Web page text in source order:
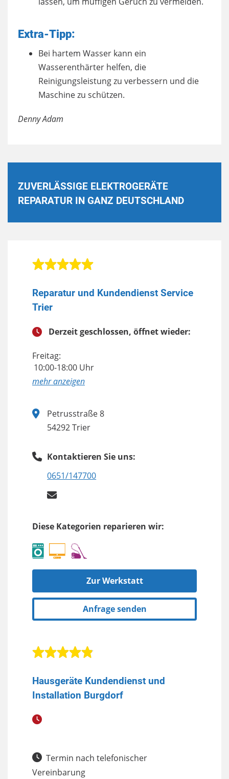
Extra-Tipp:
Bei hartem Wasser kann ein
Wasserenthärter helfen, die
Reinigungsleistung zu verbessern und die
Maschine zu schützen.
Denny Adam
ZUVERLÄSSIGE ELEKTROGERÄTE
REPARATUR IN GANZ DEUTSCHLAND
Reparatur und Kundendienst Service
Trier
Derzeit geschlossen, öffnet wieder:
Freitag:
10:00-18:00 Uhr
anzeigen
Petrusstraße 8
54292 Trier
Kontaktieren Sie uns:
0651/147700
Diese Kategorien reparieren wir:
Zur Werkstatt
Anfrage senden
Hausgeräte Kundendienst und
Installation Burgdorf
Termin nach telefonischer
Vereinbarung